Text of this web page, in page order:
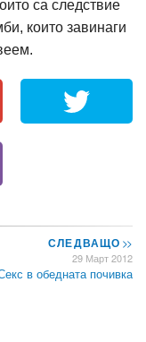
са следствие
които завинаги
СЛЕДВАЩО>>
29 Март 2012
в обедната почивка